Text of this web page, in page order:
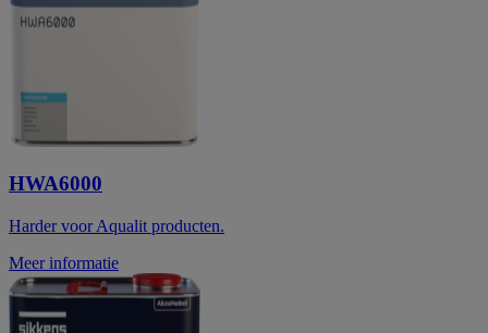
HWA6000
Harder voor Aqualit producten.
Meer informatie